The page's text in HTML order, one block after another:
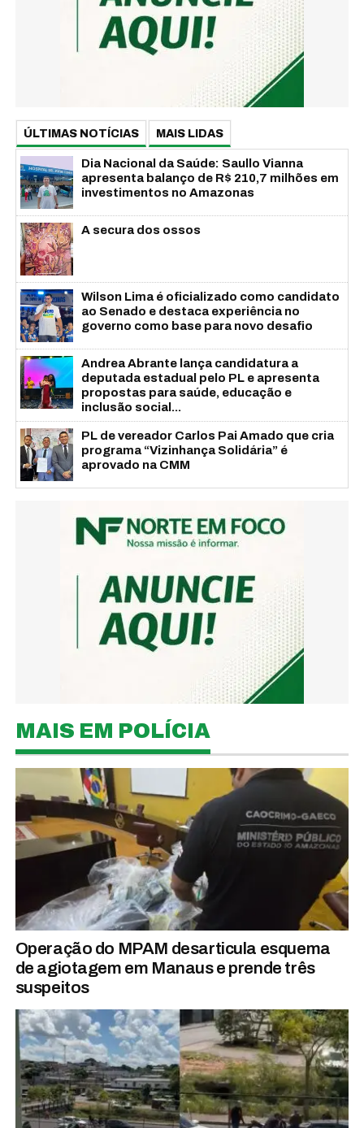
ÚLTIMAS NOTÍCIAS MAIS LIDAS
Dia Nacional da Saúde: Saullo Vianna
apresenta balanço de R$ 210,7 milhões em
investimentos no Amazonas
A secura dos ossos
Wilson Lima é oficializado como candidato
ao Senado e destaca experiência no
governo como base para novo desafio
Andrea Abrante lança candidatura a
deputada estadual pelo PL e apresenta
propostas para saúde, educação e
inclusão social...
PL de vereador Carlos Pai Amado que cria
programa “Vizinhança Solidária” é
aprovado na CMM
MAIS EM POLÍCIA
Operação do MPAM desarticula esquema
de agiotagem em Manaus e prende três
suspeitos